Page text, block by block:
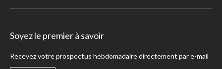
Soyez le premier à savoir
Recevez votre prospectus hebdomadaire directement par e-mail